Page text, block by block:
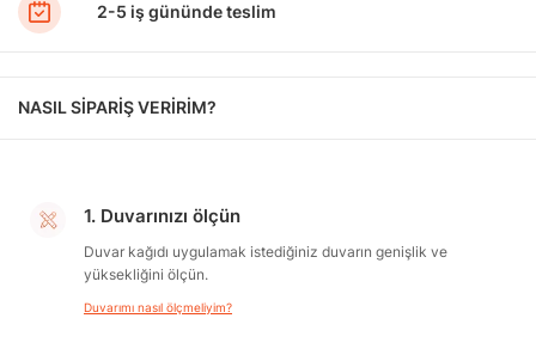
2-5 iş gününde teslim
NASIL SİPARİŞ VERİRİM?
1. Duvarınızı ölçün
Duvar kağıdı uygulamak istediğiniz duvarın genişlik ve
yüksekliğini ölçün.
Duvarımı nasıl ölçmeliyim?